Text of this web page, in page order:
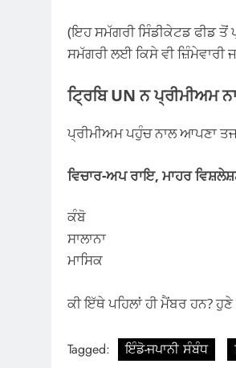
(ਇਹ ਸਮੱਗਰੀ ਸਿੰਡੀਕੇਟਡ ਫੀਡ ਤੋਂ
ਸਮੱਗਰੀ ਲਈ ਕਿਸੇ ਵੀ ਜ਼ਿੰਮੇਵਾਰੀ
ਟ੍ਰਿਬਿ UN ਨ ਪ੍ਰੀਮੀਅਮ
ਪ੍ਰੀਮੀਅਮ ਪਹੁੰਚ ਨਾਲ ਆਪਣਾ
ਵਿਚਾਰ-ਅਪ ਰਾਇ, ਮਾਹਰ
ਕੰਬੋ
ਸਾਲਾਨਾ
ਮਾਸਿਕ
ਕੀ ਇੱਥੇ ਪਹਿਲਾਂ ਹੀ ਮੈਂਬਰ ਹਨ?
Tagged: ਇੰਡੋ-ਜਪਾਨੀ ਸੰਬੰਧ